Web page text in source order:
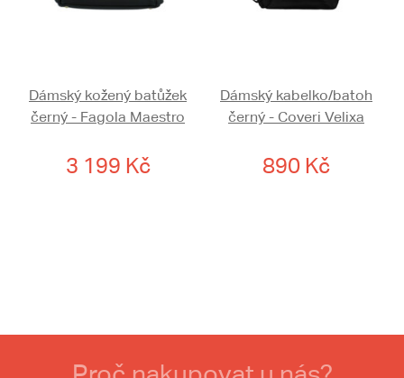
Dámský kožený batůžek
černý - Fagola Maestro
3 199 Kč
Dámský kabelko/batoh
černý - Coveri Velixa
890 Kč